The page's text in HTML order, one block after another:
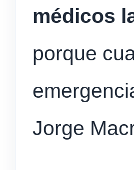
médicos
porque
Jorge